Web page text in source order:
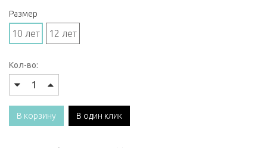
Размер
10 лет 12 лет
Кол-во:
В корзину В один клик